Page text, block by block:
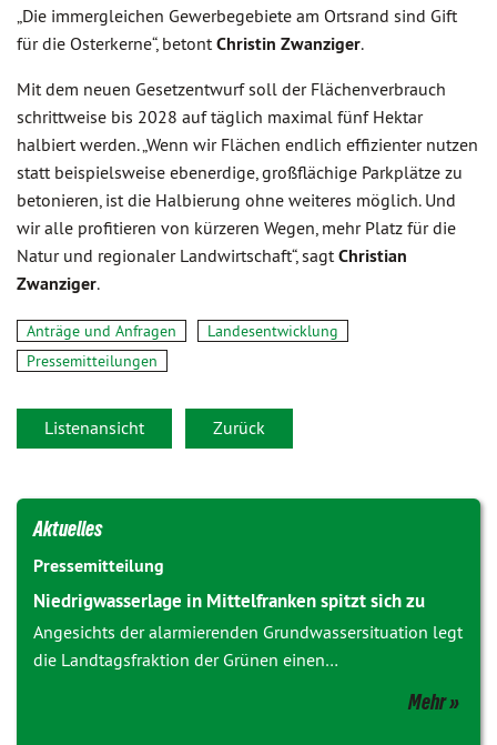
„Die immergleichen Gewerbegebiete am Ortsrand sind Gift
für die Osterkerne“, betontChristin Zwanziger.
Mit dem neuen Gesetzentwurf soll der Flächenverbrauch
schrittweise bis 2028 auf täglich maximal fünf Hektar
halbiert werden. „Wenn wir Flächen endlich effizienter nutzen
statt beispielsweise ebenerdige, großflächige Parkplätze zu
betonieren, ist die Halbierung ohne weiteres möglich. Und
wir alle profitieren von kürzeren Wegen, mehr Platz für die
Natur und regionaler Landwirtschaft“, sagtChristian
Zwanziger.
Anträge und Anfragen
Landesentwicklung
Pressemitteilungen
Listenansicht Zurück
Aktuelles
Pressemitteilung
Niedrigwasserlage in Mittelfranken spitzt sich zu
Angesichts der alarmierenden Grundwassersituation legt
die Landtagsfraktion der Grünen einen…
Mehr